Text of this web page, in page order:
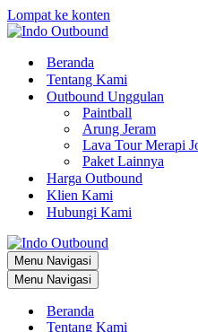
Lompat ke konten
Beranda
Tentang Kami
Outbound Unggulan
Paintball
Arung Jeram
Lava Tour Merapi
Paket Lainnya
Harga Outbound
Klien Kami
Hubungi Kami
Menu Navigasi
Menu Navigasi
Beranda
Tentang Kami